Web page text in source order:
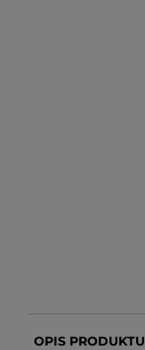
OPIS PRODUKTU